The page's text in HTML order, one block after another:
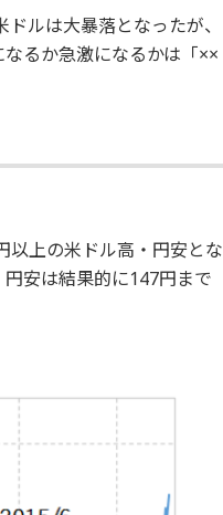
ルは大暴落となったが、
るか急激になるかは「××
以上の米ドル高・円安とな
安は結果的に147円まで